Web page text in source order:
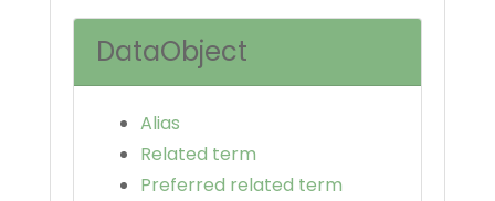
DataObject
Alias
Related term
Preferred related term